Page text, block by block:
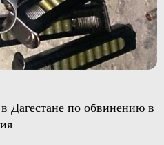
Дагестане по обвинению в